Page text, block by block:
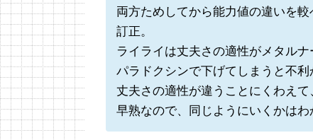
両方ためしてから能力値の違いを
訂正。
ライライは丈夫さの適性がメタルナ
パラドクシンで下げてしまうと不
丈夫さの適性が違うことにくわえ
早熟なので、同じようにいくかはわ